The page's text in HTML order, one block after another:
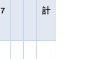
7 計